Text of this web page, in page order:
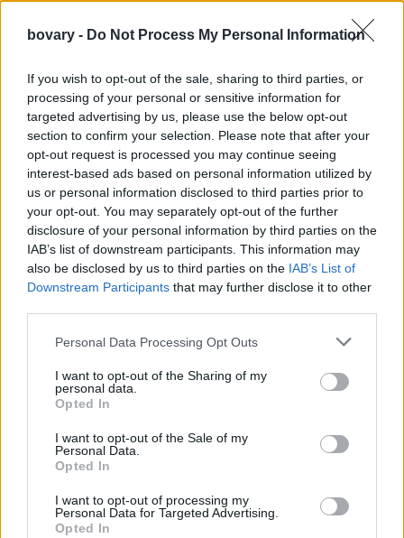
bovary - Do Not Process My Personal Information
If you wish to opt-out of the sale, sharing to third parties, or
processing of your personal or sensitive information for
targeted advertising by us, please use the below opt-out
section to confirm your selection. Please note that after your
opt-out request is processed you may continue seeing
interest-based ads based on personal information utilized by
us or personal information disclosed to third parties prior to
your opt-out. You may separately opt-out of the further
disclosure of your personal information by third parties on the
IAB’s list of downstream participants. This information may
also be disclosed by us to third parties on the IAB’s List of
Downstream Participants that may further disclose it to other
Personal Data Processing Opt Outs
I want to opt-out of the Sharing of my
personal data.
Opted In
I want to opt-out of the Sale of my
Personal Data.
Opted In
I want to opt-out of processing my
Personal Data for Targeted Advertising.
Opted In